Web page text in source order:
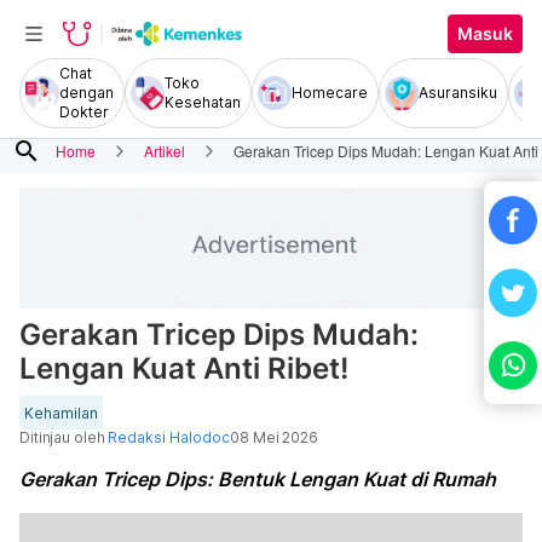
Masuk
Chat
dengan
Dokter
Toko
Kesehatan
Homecare Asuransiku
search Home Artikel Gerakan Tricep Dips Mudah: Lengan Kuat
Gerakan Tricep Dips Mudah:
Lengan Kuat Anti Ribet!
Kehamilan
Ditinjau oleh Redaksi Halodoc08 Mei 2026
Gerakan Tricep Dips: Bentuk Lengan Kuat di Rumah